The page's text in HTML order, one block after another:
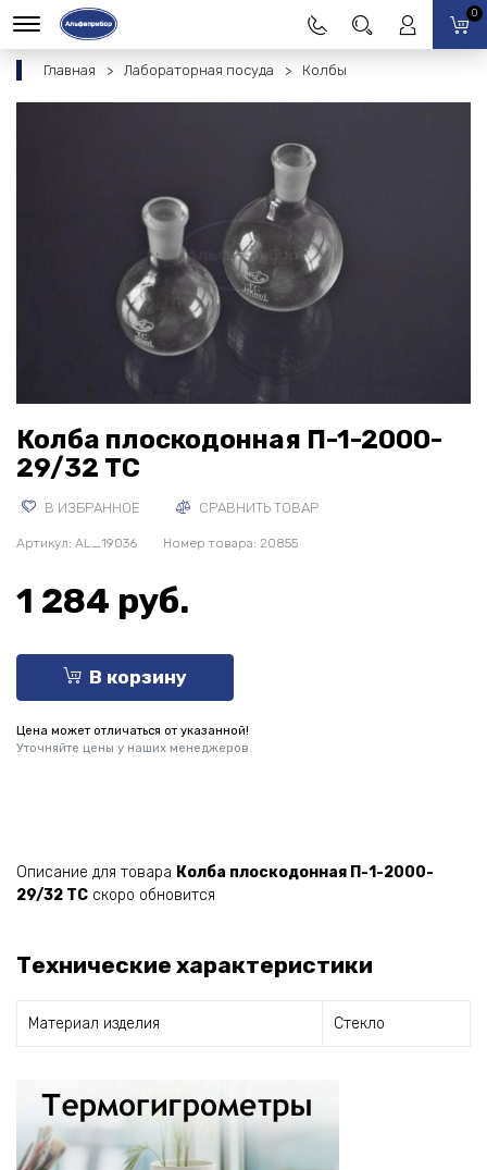
0
Главная Лабораторная посуда Колбы
Колба плоскодонная П-1-2000-
29/32 ТС
В ИЗБРАННОЕ СРАВНИТЬ ТОВАР
Артикул: AL_19036 Номер товара: 20855
1 284 руб.
В корзину
Цена может отличаться от указанной!
Уточняйте цены у наших менеджеров.
Описание для товара Колба плоскодонная П-1-2000-
29/32 ТС скоро обновится
Технические характеристики
Материал изделия Стекло